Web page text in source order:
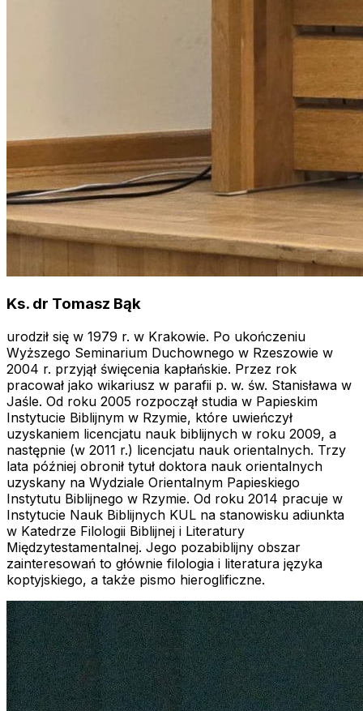
Ks. dr Tomasz Bąk
urodził się w 1979 r. w Krakowie. Po ukończeniu
Wyższego Seminarium Duchownego w Rzeszowie w
2004 r. przyjął święcenia kapłańskie. Przez rok
pracował jako wikariusz w parafii p. w. św. Stanisława w
Jaśle. Od roku 2005 rozpoczął studia w Papieskim
Instytucie Biblijnym w Rzymie, które uwieńczył
uzyskaniem licencjatu nauk biblijnych w roku 2009, a
następnie (w 2011 r.) licencjatu nauk orientalnych. Trzy
lata później obronił tytuł doktora nauk orientalnych
uzyskany na Wydziale Orientalnym Papieskiego
Instytutu Biblijnego w Rzymie. Od roku 2014 pracuje w
Instytucie Nauk Biblijnych KUL na stanowisku adiunkta
w Katedrze Filologii Biblijnej i Literatury
Międzytestamentalnej. Jego pozabiblijny obszar
zainteresowań to głównie filologia i literatura języka
koptyjskiego, a także pismo hieroglificzne.